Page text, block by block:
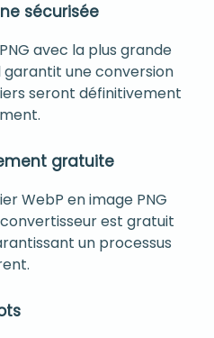
sécurisée
avec la plus grande
une conversion
seront définitivement
gratuite
WebP en image PNG
est gratuit
un processus